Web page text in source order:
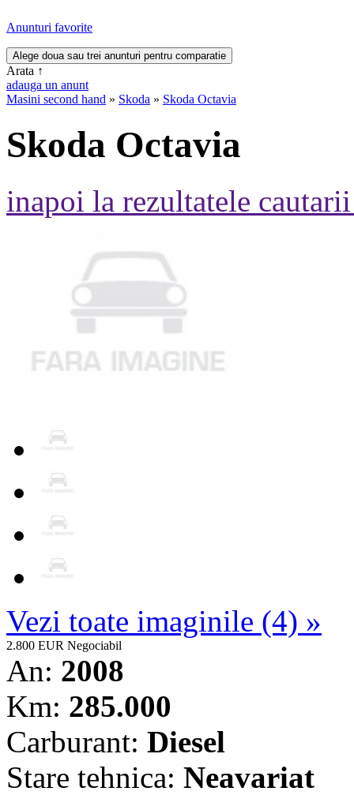
Anunturi favorite
Arata ↑
adauga un anunt
Masini second hand » Skoda » Skoda Octavia
Skoda Octavia
inapoi la rezultatele
Vezi toate imaginile (4) »
2.800 EUR Negociabil
An: 2008
Km: 285.000
Carburant: Diesel
Stare tehnica: Neavariat